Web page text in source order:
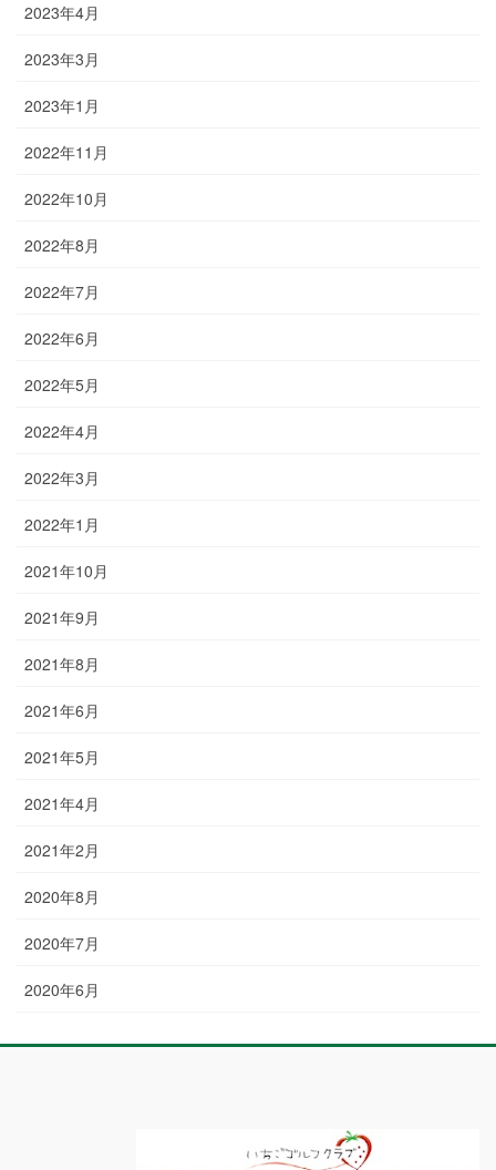
2023年4月
2023年3月
2023年1月
2022年11月
2022年10月
2022年8月
2022年7月
2022年6月
2022年5月
2022年4月
2022年3月
2022年1月
2021年10月
2021年9月
2021年8月
2021年6月
2021年5月
2021年4月
2021年2月
2020年8月
2020年7月
2020年6月